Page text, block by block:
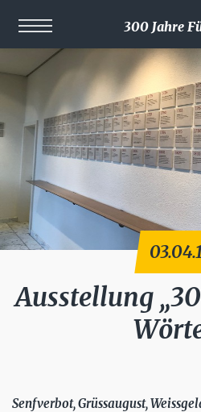
300 Jahre
Ausstellung
Senfverbot, Grüssaugust,